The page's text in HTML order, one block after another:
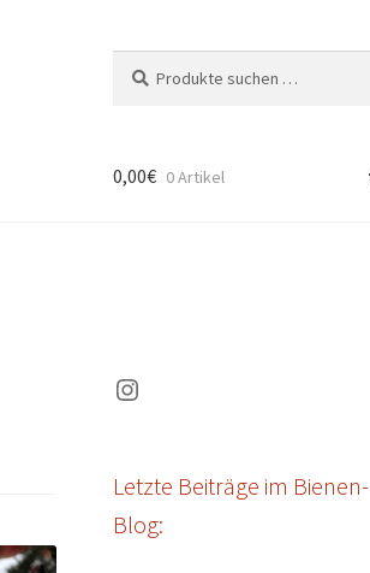
nach:
0,00€ 0 Artikel
Instagram
Letzte Beiträge im Bienen-
Blog: